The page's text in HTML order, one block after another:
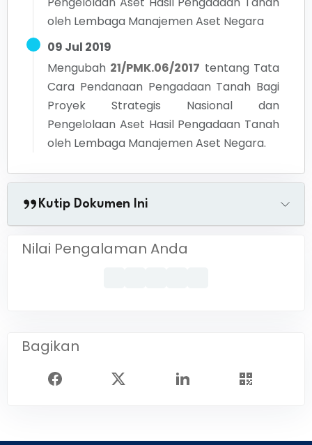
oleh Lembaga Manajemen Aset Negara
09 Jul 2019
Mengubah 21/PMK.06/2017 tentang Tata
Cara Pendanaan Pengadaan Tanah Bagi
Proyek Strategis Nasional dan
Pengelolaan Aset Hasil Pengadaan Tanah
oleh Lembaga Manajemen Aset Negara.
Kutip Dokumen Ini
Nilai Pengalaman Anda
Bagikan